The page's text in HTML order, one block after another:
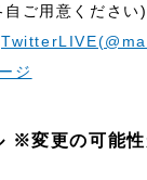
ご用意くださ
ジ
※変更の可能